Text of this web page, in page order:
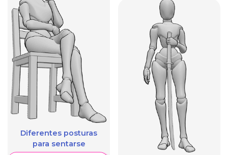
Diferentes posturas
para sentarse